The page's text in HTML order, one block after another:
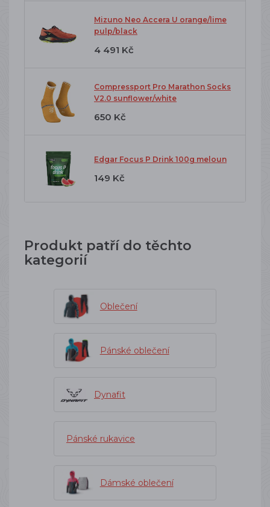
Mizuno Neo Accera U orange/lime
pulp/black
4 491 Kč
Compressport Pro Marathon Socks
V2.0 sunflower/white
650 Kč
Edgar Focus P Drink 100g meloun
149 Kč
Produkt patří do těchto
kategorií
Oblečení
Pánské oblečení
Dynafit
Pánské rukavice
Dámské oblečení